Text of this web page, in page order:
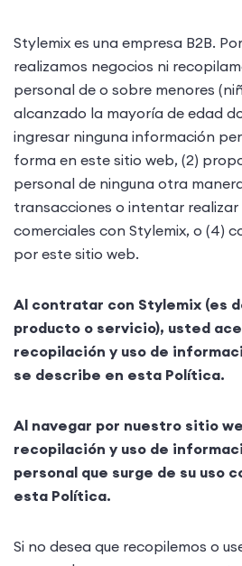
Stylemix es una empresa B2B.
realizamos negocios ni
personal de o sobre menores
alcanzado la mayoría de edad
ingresar ninguna información
forma en este sitio web, (2)
personal de ninguna otra
transacciones o intentar
comerciales con Stylemix, o (4)
por este sitio web.
Al contratar con Stylemix (es
producto o servicio), usted
recopilación y uso de
se describe en esta Política.
Al navegar por nuestro sitio
recopilación y uso de
personal que surge de su uso
esta Política.
Si no desea que recopilemos o